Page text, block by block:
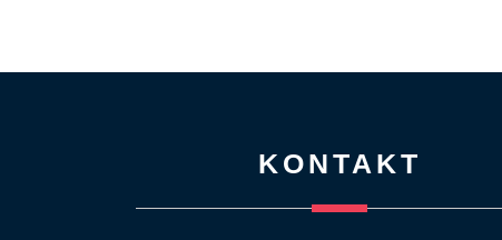
KONTAKT